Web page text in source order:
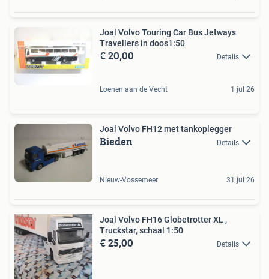
Joal Volvo Touring Car Bus Jetways
Travellers in doos1:50
€ 20,00 Details
Loenen aan de Vecht 1 jul 26
Joal Volvo FH12 met tankoplegger
Bieden Details
Nieuw-Vossemeer 31 jul 26
Joal Volvo FH16 Globetrotter XL ,
Truckstar, schaal 1:50
€ 25,00 Details